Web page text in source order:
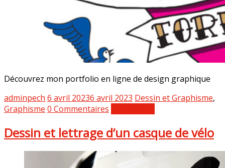
Découvrez mon portfolio en ligne de design graphique
adminpech 6 avril 20236 avril 2023 Dessin et Graphisme,
Graphisme 0 Commentaires
Dessin et lettrage d’un casque de vélo